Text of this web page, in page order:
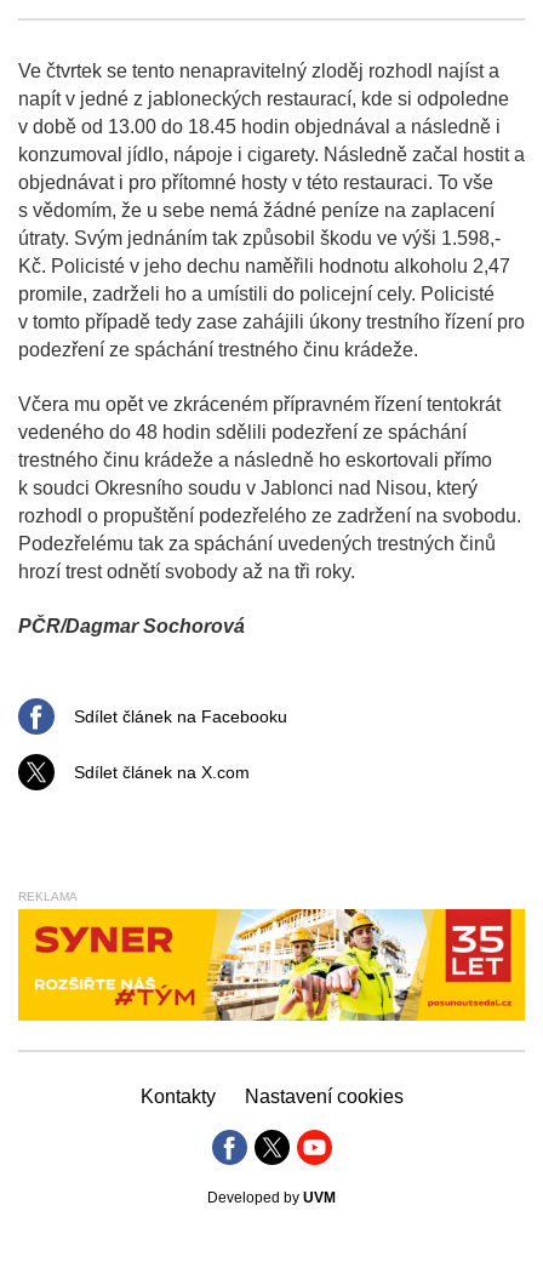
Ve čtvrtek se tento nenapravitelný zloděj rozhodl najíst a
napít v jedné z jabloneckých restaurací, kde si odpoledne
v době od 13.00 do 18.45 hodin objednával a následně i
konzumoval jídlo, nápoje i cigarety. Následně začal hostit a
objednávat i pro přítomné hosty v této restauraci. To vše
s vědomím, že u sebe nemá žádné peníze na zaplacení
útraty. Svým jednáním tak způsobil škodu ve výši 1.598,-
Kč. Policisté v jeho dechu naměřili hodnotu alkoholu 2,47
promile, zadrželi ho a umístili do policejní cely. Policisté
v tomto případě tedy zase zahájili úkony trestního řízení pro
podezření ze spáchání trestného činu krádeže.
Včera mu opět ve zkráceném přípravném řízení tentokrát
vedeného do 48 hodin sdělili podezření ze spáchání
trestného činu krádeže a následně ho eskortovali přímo
k soudci Okresního soudu v Jablonci nad Nisou, který
rozhodl o propuštění podezřelého ze zadržení na svobodu.
Podezřelému tak za spáchání uvedených trestných činů
hrozí trest odnětí svobody až na tři roky.
PČR/Dagmar Sochorová
Sdílet článek na Facebooku
Sdílet článek na X.com
REKLAMA
Kontakty Nastavení cookies
Developed by UVM